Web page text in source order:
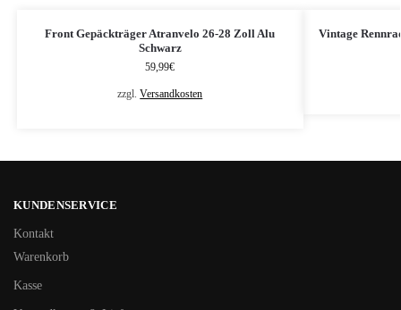
Front Gepäckträger Atranvelo 26-28 Zoll Alu
Schwarz
59,99€
zzgl.Versandkosten
Vintage
KUNDENSERVICE
Kontakt
Warenkorb
Kasse